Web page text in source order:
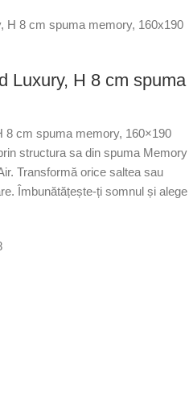
Luxury, H 8 cm spuma
8 cm spuma memory, 160×190
structura sa din spuma Memory
Transformă orice saltea sau
Îmbunătățește-ți somnul și alege